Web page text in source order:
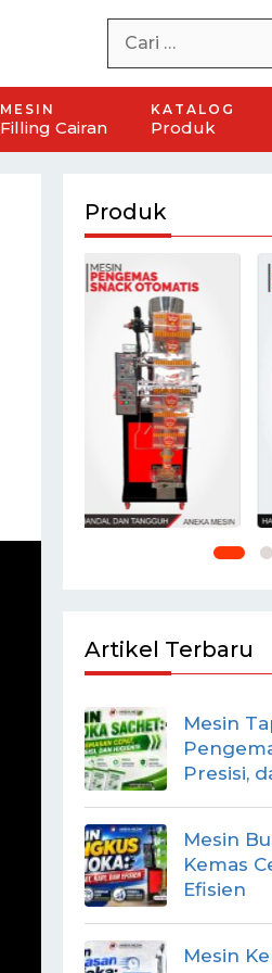
MESIN
Filling Cairan
KATALOG
Produk
Produk
Artikel Terbaru
Mesin
Presisi,
Mesin
Kemas
Efisien
Mesin